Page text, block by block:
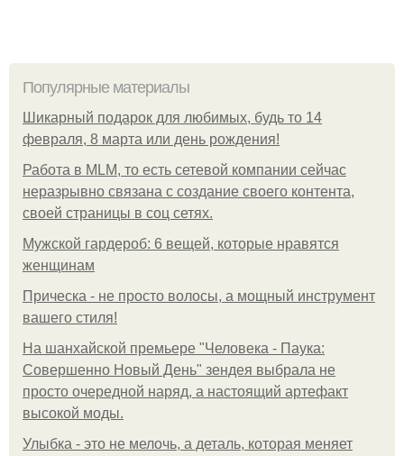
Популярные материалы
Шикарный подарок для любимых, будь то 14
февраля, 8 марта или день рождения!
Работа в MLM, то есть сетевой компании сейчас
неразрывно связана с создание своего контента,
своей страницы в соц сетях.
Мужской гардероб: 6 вещей, которые нравятся
женщинам
Прическа - не просто волосы, а мощный инструмент
вашего стиля!
На шанхайской премьере "Человека - Паука:
Совершенно Новый День" зендея выбрала не
просто очередной наряд, а настоящий артефакт
высокой моды.
Улыбка - это не мелочь, а деталь, которая меняет